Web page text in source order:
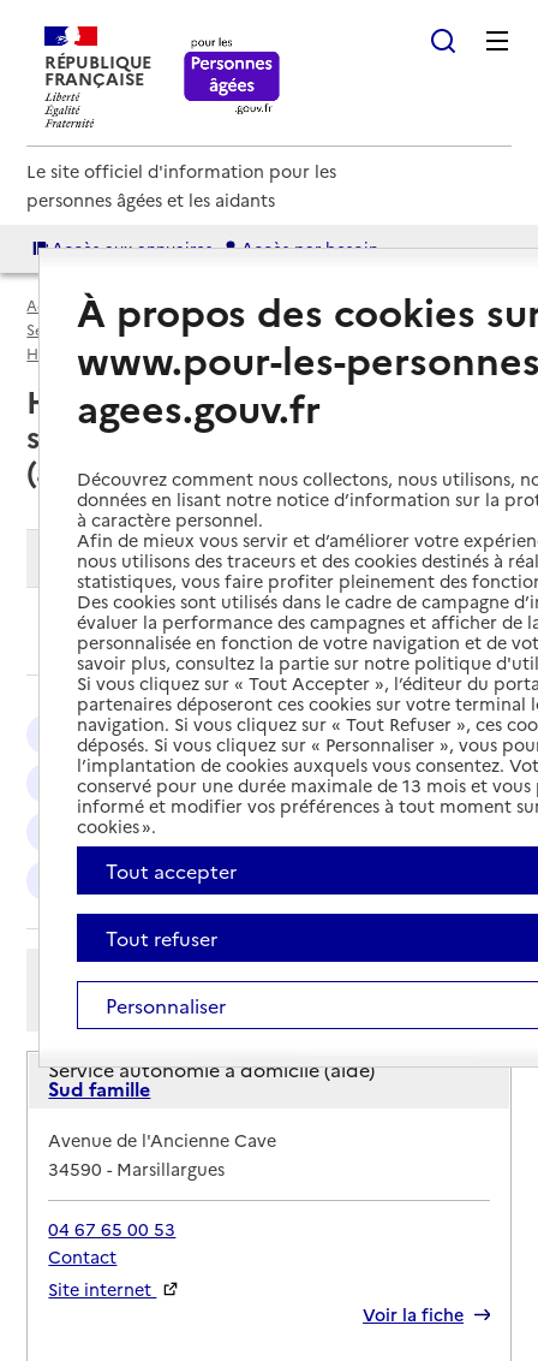
RÉPUBLIQUE
FRANÇAISE
Le site officiel d'information pour les
personnes âgées et les aidants
Accès aux annuaires Accès par besoin
Accueil
Espace annuaire
Services autonomie à domicile (aide) par département
Hérault (34)
Service autonomie à domicile (aide)
Hérault (34) : liste des 203
services autonomie à domicile
(aide)
Modifier ma recherche
Ajouter cette recherche aux favoris
Montpellier : 33 Béziers : 22 Sète : 13
Agde : 9 Lunel : 7 Bédarieux : 5
Saint-Jean-de-Védas : 5
Clermont-l'Hérault : 4
Mode liste
Mode carte
Service autonomie à domicile (aide)
Sud famille
Adresse
Avenue de l'Ancienne Cave
34590-Marsillargues
04 67 65 00 53
Contact
Site internet
Voir la fiche
À propos des cookies
www.pour-les-
agees.gouv.fr
Découvrez comment nous collectons, nous utilisons,
données en lisant notre notice d’information sur la
à caractère personnel.
Afin de mieux vous servir et d’améliorer votre
nous utilisons des traceurs et des cookies destinés à
statistiques, vous faire profiter pleinement des
Des cookies sont utilisés dans le cadre de campagne
évaluer la performance des campagnes et afficher de
personnalisée en fonction de votre navigation et de
savoir plus, consultez la partie sur notre politique
Si vous cliquez sur « Tout Accepter », l’éditeur du
partenaires déposeront ces cookies sur votre terminal
navigation. Si vous cliquez sur « Tout Refuser », ces
déposés. Si vous cliquez sur « Personnaliser », vous
l’implantation de cookies auxquels vous consentez.
conservé pour une durée maximale de 13 mois et
informé et modifier vos préférences à tout moment
cookies ».
Tout accepter
Tout refuser
Personnaliser